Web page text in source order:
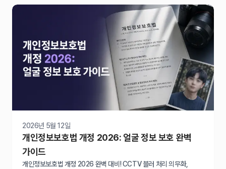
2026년 5월 12일
개인정보보호법 개정 2026: 얼굴 정보 보호 완벽
가이드
개인정보보호법 개정 2026 완벽 대비! CCTV 블러 처리 의무화,